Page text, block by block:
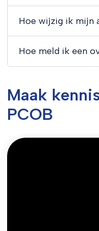
Hoe wijzig ik mijn
Hoe meld ik een
Maak
PCOB